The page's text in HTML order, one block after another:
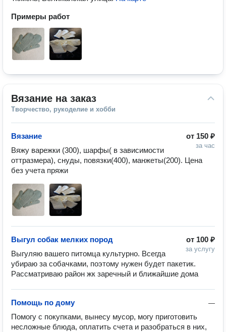
Примеры работ
Вязание на заказ
Творчество, рукоделие и хобби
от 150 ₽
за час
Вязание
Вяжу варежки (300), шарфы( в зависимости
оттразмера), снуды, повязки(400), манжеты(200). Цена
без учета пряжи
от 100 ₽
за услугу
Выгул собак мелких пород
Выгуляю вашего питомца культурно. Всегда
убираю за собачками, поэтому нужен будет пакетик.
Рассматриваю район жк заречный и ближайшие дома
—
Помощь по дому
Помогу с покупками, вынесу мусор, могу приготовить
несложные блюда, оплатить счета и разобраться в них,